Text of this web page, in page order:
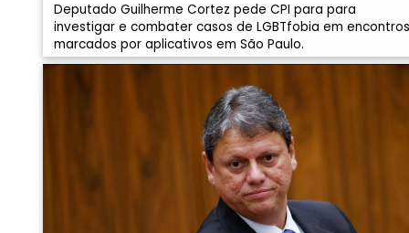
Deputado Guilherme Cortez pede CPI para para
investigar e combater casos de LGBTfobia em encontros
marcados por aplicativos em São Paulo.